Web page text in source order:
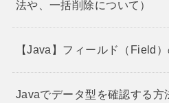
法や、一括削除について）
【Java】フィールド（Field
Javaでデータ型を確認する方